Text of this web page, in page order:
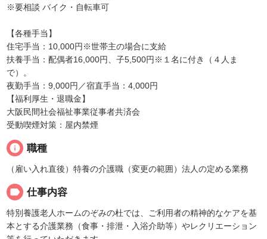
※要相談 バイク・自転車可
【各種手当】
住宅手当：10,000円※世帯主の場合に支給
扶養手当：配偶者16,000円、子5,500円※１名に付き（４人ま
で）。
夜勤手当：9,000円／宿直手当：4,000円
【福利厚生・退職金】
大阪民間社会福祉事業従事者共済会
受動喫煙対策：屋内禁煙
info 職種
（雇い入れ直後）特養の介護職（変更の範囲）法人の定める業務
label 仕事内容
特別養護老人ホームのぞみの杜では、ご利用者の精神的なケアを基
本とする介護業務（食事・排泄・入浴介助等）やレクリエーション